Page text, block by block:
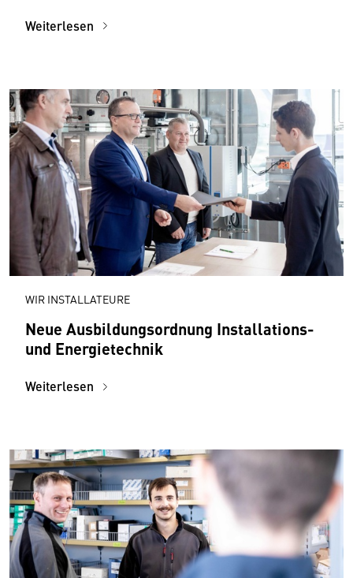
Weiterlesen
WIR INSTALLATEURE
Neue Ausbildungsordnung Installations-
und Energietechnik
Weiterlesen